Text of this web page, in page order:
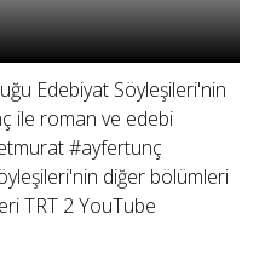
Edebiyat Söyleşileri'nin
ile roman ve edebi
#ayfertunç
diğer bölümleri
TRT 2 YouTube